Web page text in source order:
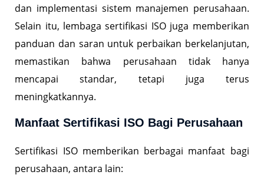
dan implementasi sistem manajemen perusahaan.
Selain itu, lembaga sertifikasi ISO juga memberikan
panduan dan saran untuk perbaikan berkelanjutan,
memastikan bahwa perusahaan tidak hanya
mencapai standar, tetapi juga terus
meningkatkannya.
Manfaat Sertifikasi ISO Bagi Perusahaan
Sertifikasi ISO memberikan berbagai manfaat bagi
perusahaan, antara lain: